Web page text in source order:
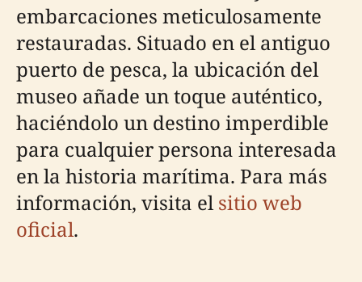
embarcaciones meticulosamente
restauradas. Situado en el antiguo
puerto de pesca, la ubicación del
museo añade un toque auténtico,
haciéndolo un destino imperdible
para cualquier persona interesada
en la historia marítima. Para más
información, visita elsitio web
oficial.